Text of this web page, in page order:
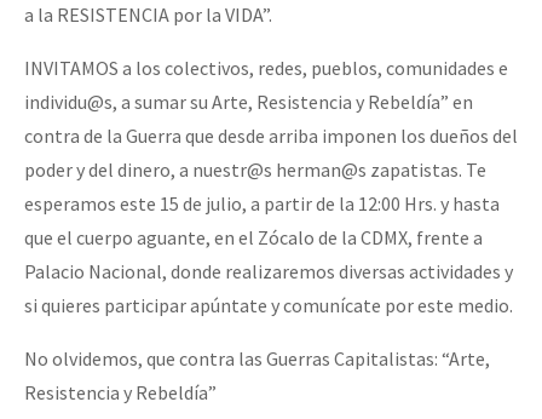
a la RESISTENCIA por la VIDA”.
INVITAMOS a los colectivos, redes, pueblos, comunidades e
individu@s, a sumar su Arte, Resistencia y Rebeldía” en
contra de la Guerra que desde arriba imponen los dueños del
poder y del dinero, a nuestr@s herman@s zapatistas. Te
esperamos este 15 de julio, a partir de la 12:00 Hrs. y hasta
que el cuerpo aguante, en el Zócalo de la CDMX, frente a
Palacio Nacional, donde realizaremos diversas actividades y
si quieres participar apúntate y comunícate por este medio.
No olvidemos, que contra las Guerras Capitalistas: “Arte,
Resistencia y Rebeldía”